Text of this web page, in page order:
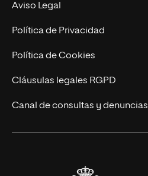
Postgrados
Cursos Universitarios
Nuestro Equipo
Trabaja en UNIR
Actualidad
UNIR Revista
Eventos
Aviso Legal
Política de Privacidad
Política de Cookies
Cláusulas legales RGPD
Canal de consultas y denuncias